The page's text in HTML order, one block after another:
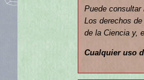
Puede consultar
Los derechos
de la Ciencia y,
Cualquier uso